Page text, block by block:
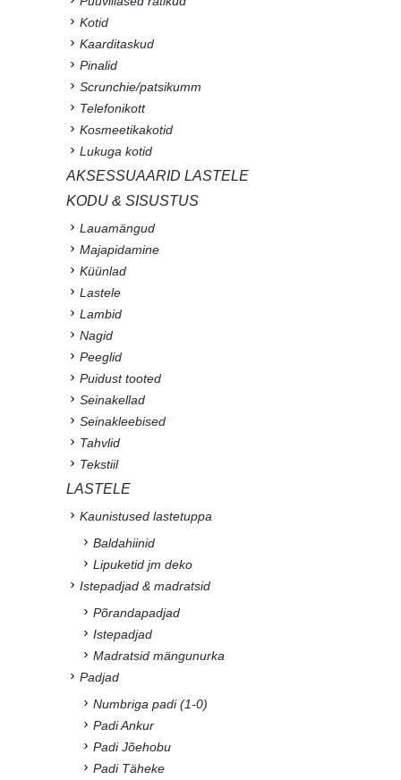
Kotid
Kaarditaskud
Pinalid
Scrunchie/patsikumm
Telefonikott
Kosmeetikakotid
Lukuga kotid
AKSESSUAARID LASTELE
KODU & SISUSTUS
Lauamängud
Majapidamine
Küünlad
Lastele
Lambid
Nagid
Peeglid
Puidust tooted
Seinakellad
Seinakleebised
Tahvlid
Tekstiil
LASTELE
Kaunistused lastetuppa
Baldahiinid
Lipuketid jm deko
Istepadjad & madratsid
Põrandapadjad
Istepadjad
Madratsid mängunurka
Padjad
Numbriga padi (1-0)
Padi Ankur
Padi Jõehobu
Padi Täheke